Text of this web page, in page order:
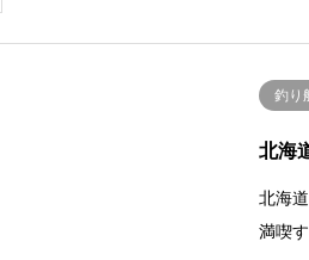
釣り
北海
北海
満喫